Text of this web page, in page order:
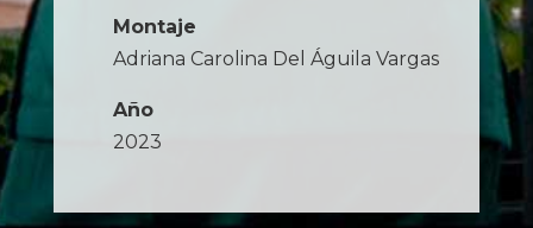
Montaje
Adriana Carolina Del Águila Vargas
Año
2023